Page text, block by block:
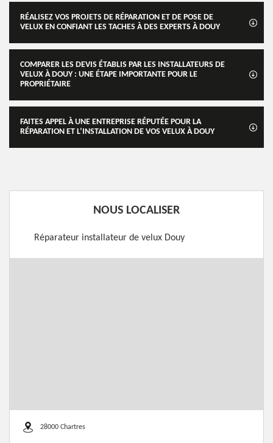
RÉALISEZ VOS PROJETS DE RÉPARATION ET DE POSE DE
VELUX EN CONFIANT LES TACHES À DES EXPERTS À DOUY
COMPARER LES DEVIS ÉTABLIS PAR LES INSTALLATEURS DE
VELUX À DOUY : UNE ÉTAPE IMPORTANTE POUR LE
PROPRIÉTAIRE
FAITES APPEL À UNE ENTREPRISE RÉPUTÉE POUR LA
RÉPARATION ET L’INSTALLATION DE VOS VELUX À DOUY
NOUS LOCALISER
Réparateur installateur de velux Douy
28000 Chartres